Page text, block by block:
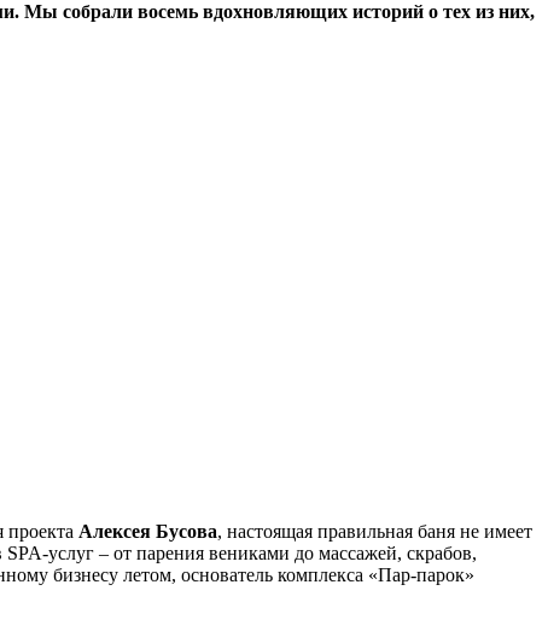
Мы собрали восемь вдохновляющих историй о тех из них,
проекта Алексея Бусова, настоящая правильная баня не имеет
услуг – от парения вениками до массажей, скрабов,
бизнесу летом, основатель комплекса «Пар-парок»